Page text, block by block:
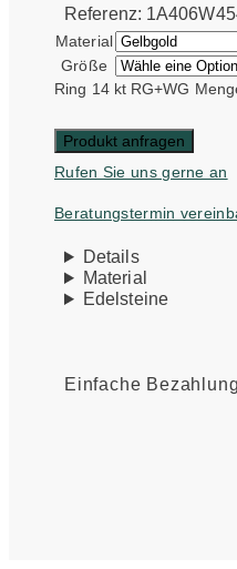
Referenz:
Material
Größe
Ring 14 kt RG+WG
Produkt anfragen
Rufen Sie uns gerne an
Beratungstermin
Details
Material
Edelsteine
Einfache Bezahlung